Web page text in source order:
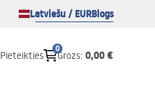
Latviešu / EURBlogs
Pieteikties
0
Grozs: 0,00 €